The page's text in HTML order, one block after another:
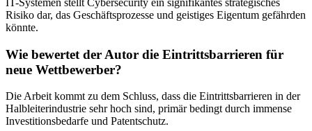
IT-Systemen stellt Cybersecurity ein signifikantes strategisches
Risiko dar, das Geschäftsprozesse und geistiges Eigentum gefährden
könnte.
Wie bewertet der Autor die Eintrittsbarrieren für
neue Wettbewerber?
Die Arbeit kommt zu dem Schluss, dass die Eintrittsbarrieren in der
Halbleiterindustrie sehr hoch sind, primär bedingt durch immense
Investitionsbedarfe und Patentschutz.